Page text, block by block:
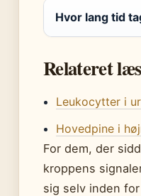
Hvor lang tid
Relateret
Leukocytter i
Hovedpine i
For dem, der
kroppens
sig selv inden